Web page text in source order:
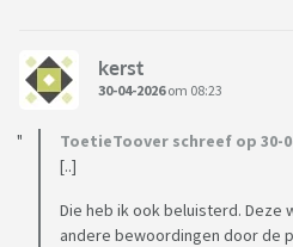
kerst
30-04-2026om 08:23
ToetieToover schreef op 30-
[..]
Die heb ik ook beluisterd.
andere bewoordingen door de